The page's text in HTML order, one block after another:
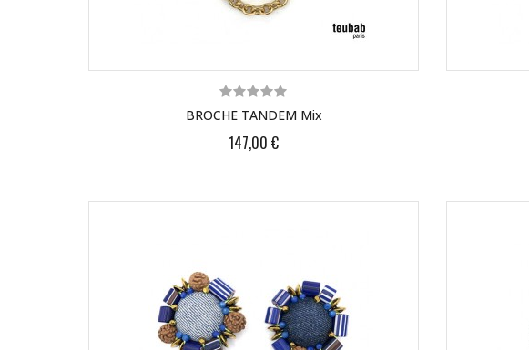
BROCHE TANDEM Mix
147,00 €